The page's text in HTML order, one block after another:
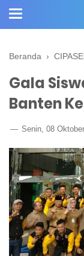
Beranda ›
Gala
Banten
Senin, 08